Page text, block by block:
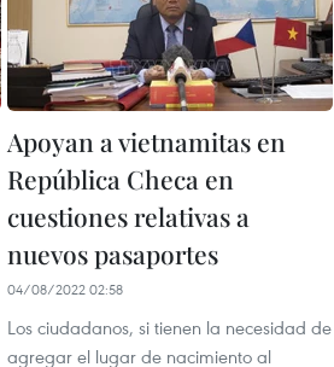
Apoyan a vietnamitas en
República Checa en
cuestiones relativas a
nuevos pasaportes
04/08/2022 02:58
Los ciudadanos, si tienen la necesidad de
agregar el lugar de nacimiento al